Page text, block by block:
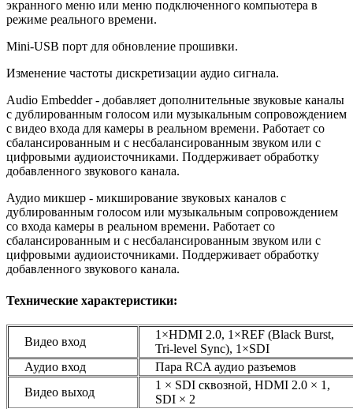
экранного меню или меню подключенного компьютера в
режиме реального времени.
Mini-USB порт для обновление прошивки.
Изменение частоты дискретизации аудио сигнала.
Audio Embedder - добавляет дополнительные звуковые каналы
с дублированным голосом или музыкальным сопровождением
с видео входа для камеры в реальном времени. Работает со
сбалансированным и с несбалансированным звуком или с
цифровыми аудиоисточниками. Поддерживает обработку
добавленного звукового канала.
Аудио микшер - микширование звуковых каналов с
дублированным голосом или музыкальным сопровождением
со входа камеры в реальном времени. Работает со
сбалансированным и с несбалансированным звуком или с
цифровыми аудиоисточниками. Поддерживает обработку
добавленного звукового канала.
Технические характеристики:
Видео вход
1×HDMI 2.0, 1×REF (Black Burst,
Tri-level Sync), 1×SDI
Аудио вход
Пара RCA аудио разъемов
Видео выход
1 × SDI сквозной, HDMI 2.0 × 1,
SDI × 2